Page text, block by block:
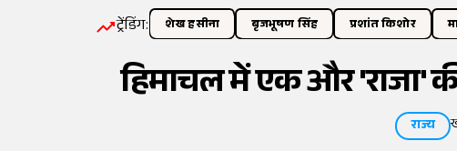
ट्रेंडिंग: शेख हसीना बृजभूषण सिंह प्रशांत किशोर
हिमाचल में एक और 'राजा'
राज्य